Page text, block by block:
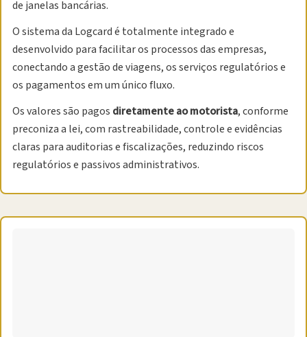
de janelas bancárias.
O sistema da Logcard é totalmente integrado e
desenvolvido para facilitar os processos das empresas,
conectando a gestão de viagens, os serviços regulatórios e
os pagamentos em um único fluxo.
Os valores são pagos diretamente ao motorista, conforme
preconiza a lei, com rastreabilidade, controle e evidências
claras para auditorias e fiscalizações, reduzindo riscos
regulatórios e passivos administrativos.